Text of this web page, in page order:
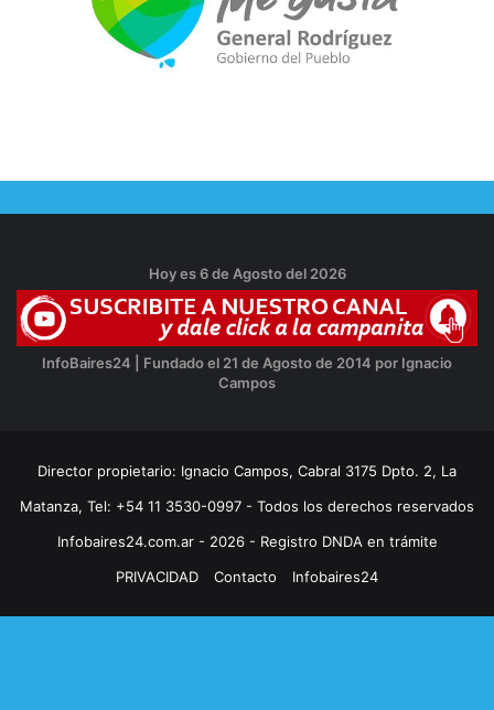
Hoy es 6 de Agosto del 2026
InfoBaires24 | Fundado el 21 de Agosto de 2014 por Ignacio
Campos
Director propietario: Ignacio Campos, Cabral 3175 Dpto. 2, La
Matanza, Tel: +54 11 3530-0997 - Todos los derechos reservados
Infobaires24.com.ar - 2026 - Registro DNDA en trámite
PRIVACIDAD
Contacto Infobaires24